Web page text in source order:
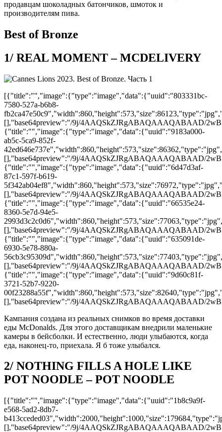
продавцам шоколадных батончиков, шмоток и
производителям пива.
Best of Bronze
1/ REAL MOMENT – MCDELIVERY
[{"title":"","image":{"type":"image","data":{"uuid":"803331bc-
7580-527a-b6b8-
[],"base64preview":"/9j/4AAQSkZJRgABAQAAAQABAAD/
{"title":"","image":{"type":"image","data":{"uuid":"9183a000-
ab5c-5ca9-852f-
[],"base64preview":"/9j/4AAQSkZJRgABAQAAAQABAAD/
{"title":"","image":{"type":"image","data":{"uuid":"6d47d3af-
87c1-597f-b619-
[],"base64preview":"/9j/4AAQSkZJRgABAQAAAQABAAD/
{"title":"","image":{"type":"image","data":{"uuid":"66535e24-
8360-5e7d-94e5-
[],"base64preview":"/9j/4AAQSkZJRgABAQAAAQABAAD/
{"title":"","image":{"type":"image","data":{"uuid":"635091de-
6930-5e78-880a-
[],"base64preview":"/9j/4AAQSkZJRgABAQAAAQABAAD/
{"title":"","image":{"type":"image","data":{"uuid":"9d60c81f-
3721-52b7-9220-
[],"base64preview":"/9j/4AAQSkZJRgABAQAAAQABAAD/
Кампания создана из реальных снимков во время доставки
еды McDonalds. Для этого доставщикам внедрили маленькие
камеры в бейсболки. И естественно, люди улыбаются, когда
еда, наконец-то, приехала. Я б тоже улыбался.
2/ NOTHING FILLS A HOLE LIKE
POT NOODLE – POT NOODLE
[{"title":"","image":{"type":"image","data":{"uuid":"1b8c9a9f-
e568-5ad2-8db7-
[],"base64preview":"/9j/4AAQSkZJRgABAQAAAQABAAD/